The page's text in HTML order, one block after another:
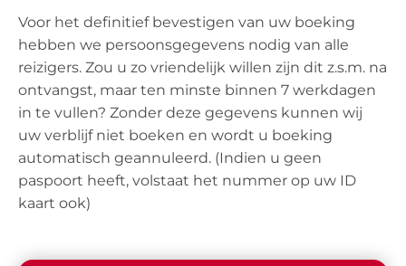
Voor het definitief bevestigen van uw boeking
hebben we persoonsgegevens nodig van alle
reizigers. Zou u zo vriendelijk willen zijn dit z.s.m. na
ontvangst, maar ten minste binnen 7 werkdagen
in te vullen? Zonder deze gegevens kunnen wij
uw verblijf niet boeken en wordt u boeking
automatisch geannuleerd. (Indien u geen
paspoort heeft, volstaat het nummer op uw ID
kaart ook)